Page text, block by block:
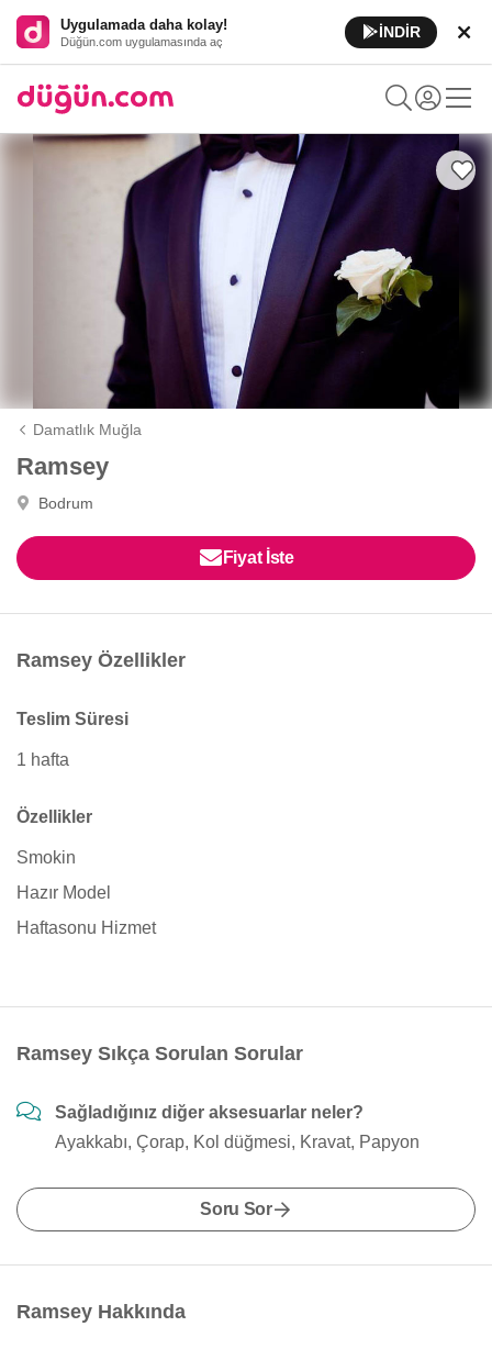
Uygulamada daha kolay!
Düğün.com uygulamasında aç
İNDİR
Damatlık Muğla
Ramsey
Bodrum
Fiyat İste
Ramsey Özellikler
Teslim Süresi
1 hafta
Özellikler
Smokin
Hazır Model
Haftasonu Hizmet
Ramsey Sıkça Sorulan Sorular
Sağladığınız diğer aksesuarlar neler?
Ayakkabı, Çorap, Kol düğmesi, Kravat, Papyon
Soru Sor
Ramsey Hakkında